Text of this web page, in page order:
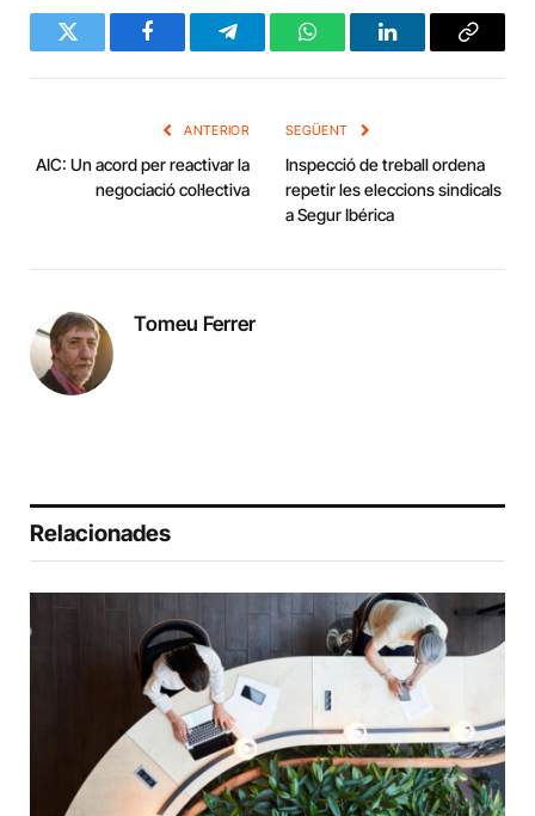
Twitter FacebookTelegramWhatsAppLinkedInCopy
ANTERIOR
AIC: Un acord per reactivar la
negociació col·lectiva
SEGÜENT
Inspecció de treball ordena
repetir les eleccions sindicals
a Segur Ibérica
Tomeu Ferrer
Relacionades